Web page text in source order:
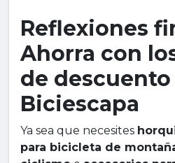
Reflexiones
Ahorra con
de descuento
Biciescapa
Ya sea que necesites
para bicicleta de